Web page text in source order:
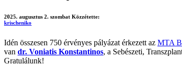
2025. augusztus 2. szombat Közzétette:
krischeniko
Idén összesen 750 érvényes pályázat érkezett az MTA
van dr. Voniatis Konstantinos, a Sebészeti,
Gratulálunk!